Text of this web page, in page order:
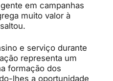
em campanhas
muito valor à
e serviço durante
representa um
formação dos
lhes a oportunidade